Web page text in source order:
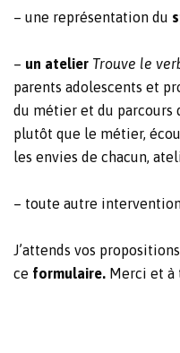
– une représentation du
– un atelier Trouve le
parents adolescents et
du métier et du parcours
plutôt que le métier,
les envies de chacun,
– toute autre
J’attends vos
ce formulaire. Merci et